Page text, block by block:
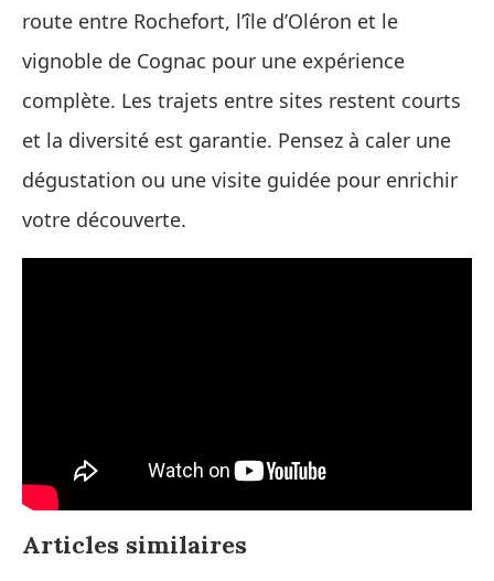
route entre Rochefort, l’île d’Oléron et le
vignoble de Cognac pour une expérience
complète. Les trajets entre sites restent courts
et la diversité est garantie. Pensez à caler une
dégustation ou une visite guidée pour enrichir
votre découverte.
Articles similaires